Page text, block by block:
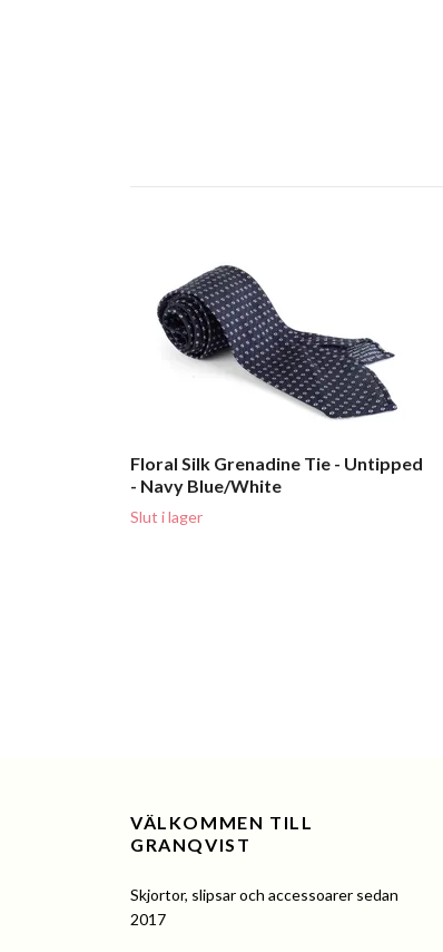
Floral Silk Grenadine Tie - Untipped
- Navy Blue/White
Slut i lager
VÄLKOMMEN TILL
GRANQVIST
Skjortor, slipsar och accessoarer sedan
2017